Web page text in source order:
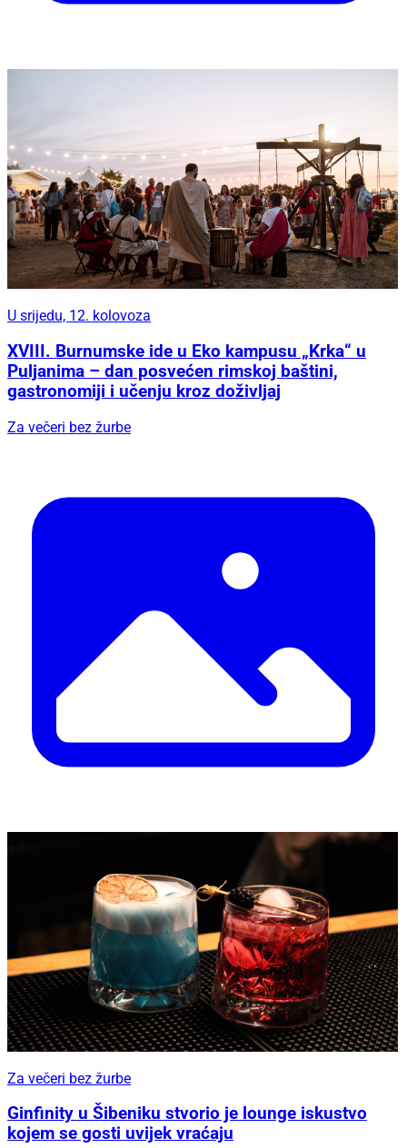
U srijedu, 12. kolovoza
XVIII. Burnumske ide u Eko kampusu „Krka“ u
Puljanima – dan posvećen rimskoj baštini,
gastronomiji i učenju kroz doživljaj
Za večeri bez žurbe
Za večeri bez žurbe
Ginfinity u Šibeniku stvorio je lounge iskustvo
kojem se gosti uvijek vraćaju